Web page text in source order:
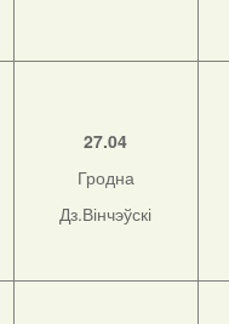
27.04
Гродна
Дз.Вінчэўскі